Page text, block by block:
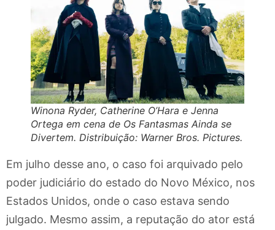
Winona Ryder, Catherine O’Hara e Jenna
Ortega em cena de Os Fantasmas Ainda se
Divertem. Distribuição: Warner Bros. Pictures.
Em julho desse ano, o caso foi arquivado pelo
poder judiciário do estado do Novo México, nos
Estados Unidos, onde o caso estava sendo
julgado. Mesmo assim, a reputação do ator está